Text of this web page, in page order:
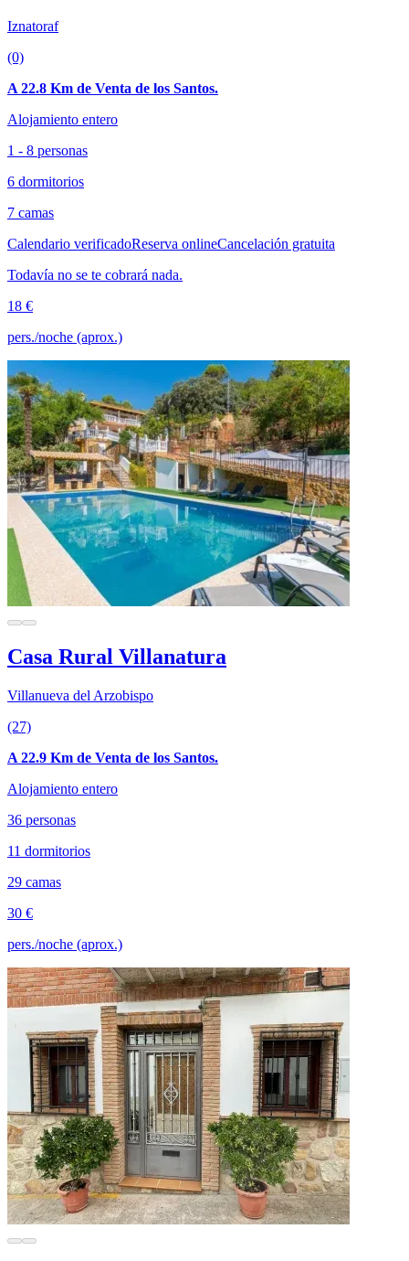
Iznatoraf
(0)
A 22.8 Km de Venta de los Santos.
Alojamiento entero
1 - 8 personas
6 dormitorios
7 camas
Calendario verificadoReserva onlineCancelación gratuita
Todavía no se te cobrará nada.
18 €
pers./noche (aprox.)
Casa Rural Villanatura
Villanueva del Arzobispo
(27)
A 22.9 Km de Venta de los Santos.
Alojamiento entero
36 personas
11 dormitorios
29 camas
30 €
pers./noche (aprox.)